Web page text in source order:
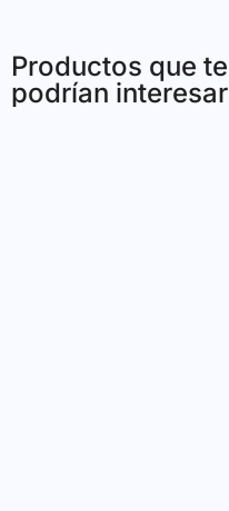
Productos que te
podrían interesar